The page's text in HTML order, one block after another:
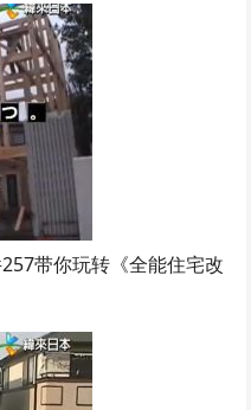
带你玩转《全能住宅改